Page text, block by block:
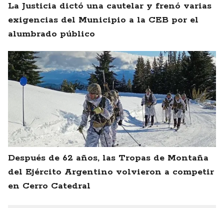
La Justicia dictó una cautelar y frenó varias
exigencias del Municipio a la CEB por el
alumbrado público
Después de 62 años, las Tropas de Montaña
del Ejército Argentino volvieron a competir
en Cerro Catedral